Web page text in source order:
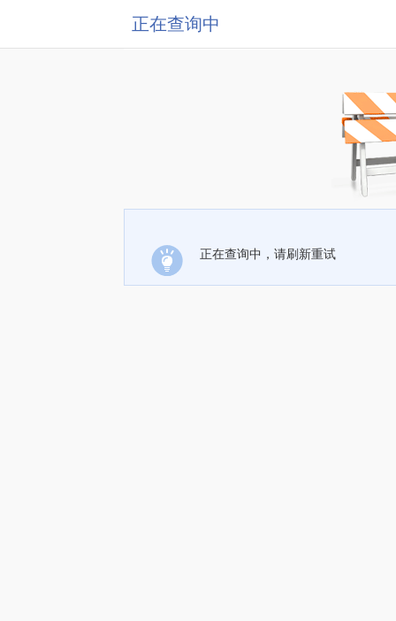
正在查询中
正在查询中，请刷新重试